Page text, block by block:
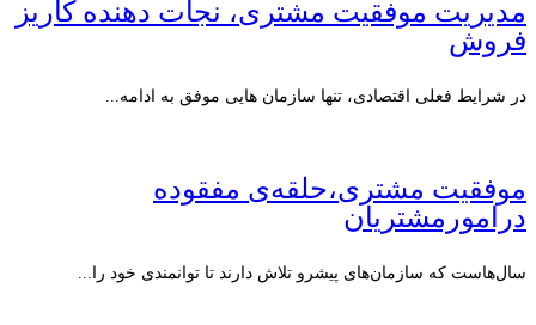
مدیریت موفقیت مشتری، نجات دهنده کاریز
فروش
در شرایط فعلی اقتصادی، تنها سازمان هایی موفق به ادامه...
موفقیت مشتری،حلقه‌ی مفقوده
درامورمشتریان
سال‌هاست که سازمان‌های پیشرو تلاش دارند تا توانمندی خود را...